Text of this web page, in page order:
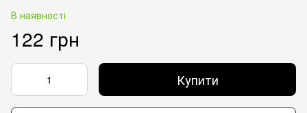
В наявності
122 грн
Купити